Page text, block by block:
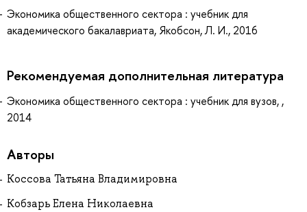
Экономика общественного сектора : учебник для
академического бакалавриата, Якобсон, Л. И., 2016
Рекомендуемая дополнительная литература
Экономика общественного сектора : учебник для вузов, ,
2014
Авторы
Коссова Татьяна Владимировна
Кобзарь Елена Николаевна